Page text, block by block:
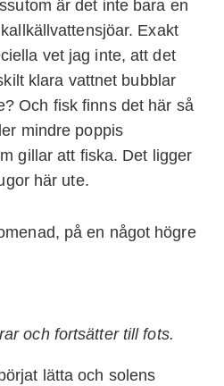
är det inte bara en
Exakt
vet jag inte, att det
klara vattnet bubblar
Och fisk finns det här så
mindre poppis
gillar att fiska. Det ligger
här ute.
på en något högre
och fortsätter till fots.
lätta och solens